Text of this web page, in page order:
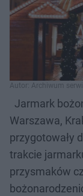
Autor: Archiwum
Jarmark
Warszawa,
przygotowały
trakcie
przysmaków